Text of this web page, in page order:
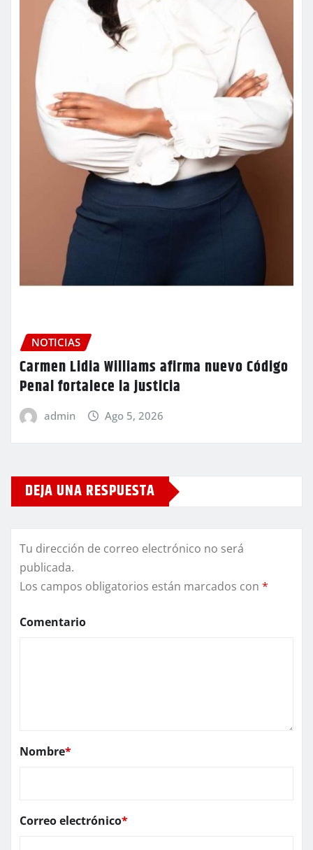
NOTICIAS
Carmen Lidia Williams afirma nuevo Código
Penal fortalece la justicia
admin Ago 5, 2026
DEJA UNA RESPUESTA
Tu dirección de correo electrónico no será
publicada.
Los campos obligatorios están marcados con *
Comentario
Nombre*
Correo electrónico*